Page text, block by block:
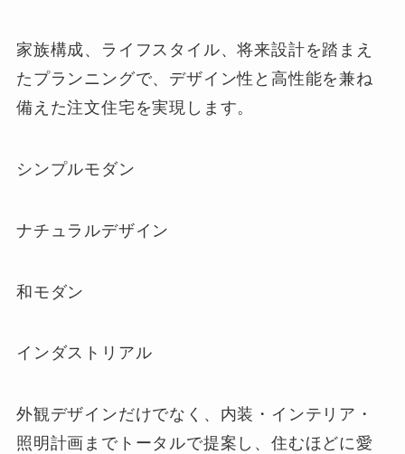
家族構成、ライフスタイル、将来設計を踏まえ
たプランニングで、デザイン性と高性能を兼ね
備えた注文住宅を実現します。
シンプルモダン
ナチュラルデザイン
和モダン
インダストリアル
外観デザインだけでなく、内装・インテリア・
照明計画までトータルで提案し、住むほどに愛